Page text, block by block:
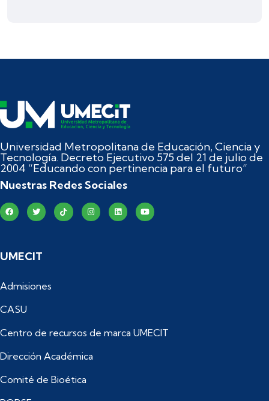
Universidad Metropolitana de Educación, Ciencia y
Tecnología. Decreto Ejecutivo 575 del 21 de julio de
2004 “Educando con pertinencia para el futuro”
Nuestras Redes Sociales
UMECIT
Admisiones
CASU
Centro de recursos de marca UMECIT
Dirección Académica
Comité de Bioética